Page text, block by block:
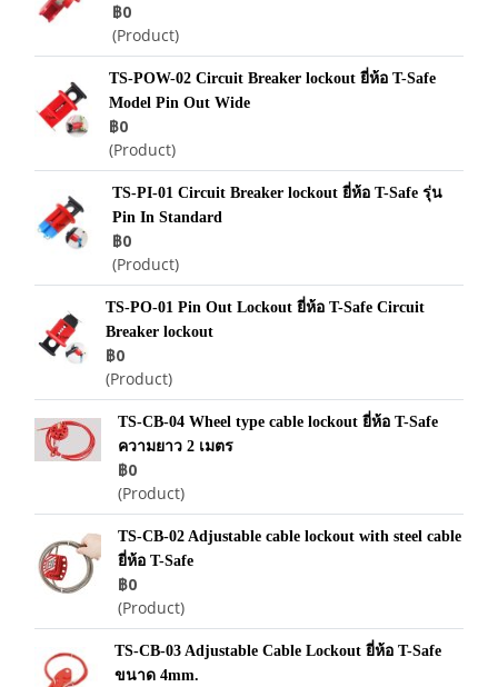
฿0
(Product)
TS-POW-02 Circuit Breaker lockout ยี่ห้อ T-Safe
Model Pin Out Wide
฿0
(Product)
TS-PI-01 Circuit Breaker lockout ยี่ห้อ T-Safe รุ่น
Pin In Standard
฿0
(Product)
TS-PO-01 Pin Out Lockout ยี่ห้อ T-Safe Circuit
Breaker lockout
฿0
(Product)
TS-CB-04 Wheel type cable lockout ยี่ห้อ T-Safe
ความยาว 2 เมตร
฿0
(Product)
TS-CB-02 Adjustable cable lockout with steel cable
ยี่ห้อ T-Safe
฿0
(Product)
TS-CB-03 Adjustable Cable Lockout ยี่ห้อ T-Safe
ขนาด 4mm.